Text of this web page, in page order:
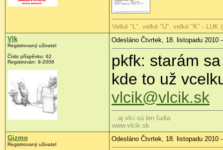
Velké "L", velké "U", velké "K" - LUK
Vlk
Registrovaný uživatel
Číslo příspěvku: 62
Registrován: 9-2006
Odesláno Čtvrtek, 18. listopadu 2010
pkfk: starám
kde to už
vlcik@vlcik.sk
...aj vlci sú len ľudia
www.vlcik.sk
Gizmo
Registrovaný uživatel
Odesláno Čtvrtek, 18. listopadu 2010